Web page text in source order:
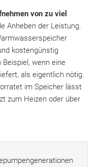
von zu viel
Anheben der Leistung.
kostengünstig
wenn eine
als eigentlich nötig.
im Speicher lässt
zum Heizen oder über